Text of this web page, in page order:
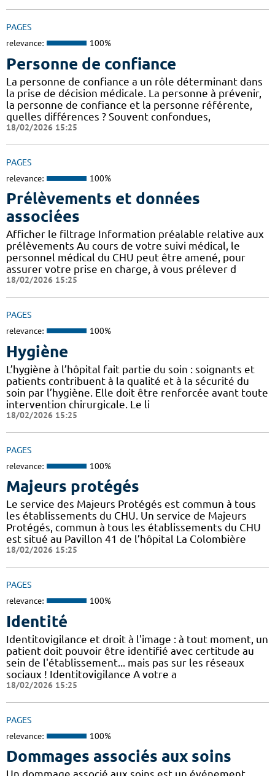
PAGES
relevance: 100%
Personne de confiance
La personne de confiance a un rôle déterminant dans
la prise de décision médicale. La personne à prévenir,
la personne de confiance et la personne référente,
quelles différences ? Souvent confondues,
18/02/2026 15:25
PAGES
relevance: 100%
Prélèvements et données
associées
Afficher le filtrage Information préalable relative aux
prélèvements Au cours de votre suivi médical, le
personnel médical du CHU peut être amené, pour
assurer votre prise en charge, à vous prélever d
18/02/2026 15:25
PAGES
relevance: 100%
Hygiène
L’hygiène à l’hôpital fait partie du soin : soignants et
patients contribuent à la qualité et à la sécurité du
soin par l’hygiène. Elle doit être renforcée avant toute
intervention chirurgicale. Le li
18/02/2026 15:25
PAGES
relevance: 100%
Majeurs protégés
Le service des Majeurs Protégés est commun à tous
les établissements du CHU. Un service de Majeurs
Protégés, commun à tous les établissements du CHU
est situé au Pavillon 41 de l’hôpital La Colombière
18/02/2026 15:25
PAGES
relevance: 100%
Identité
Identitovigilance et droit à l'image : à tout moment, un
patient doit pouvoir être identifié avec certitude au
sein de l'établissement... mais pas sur les réseaux
sociaux ! Identitovigilance A votre a
18/02/2026 15:25
PAGES
relevance: 100%
Dommages associés aux soins